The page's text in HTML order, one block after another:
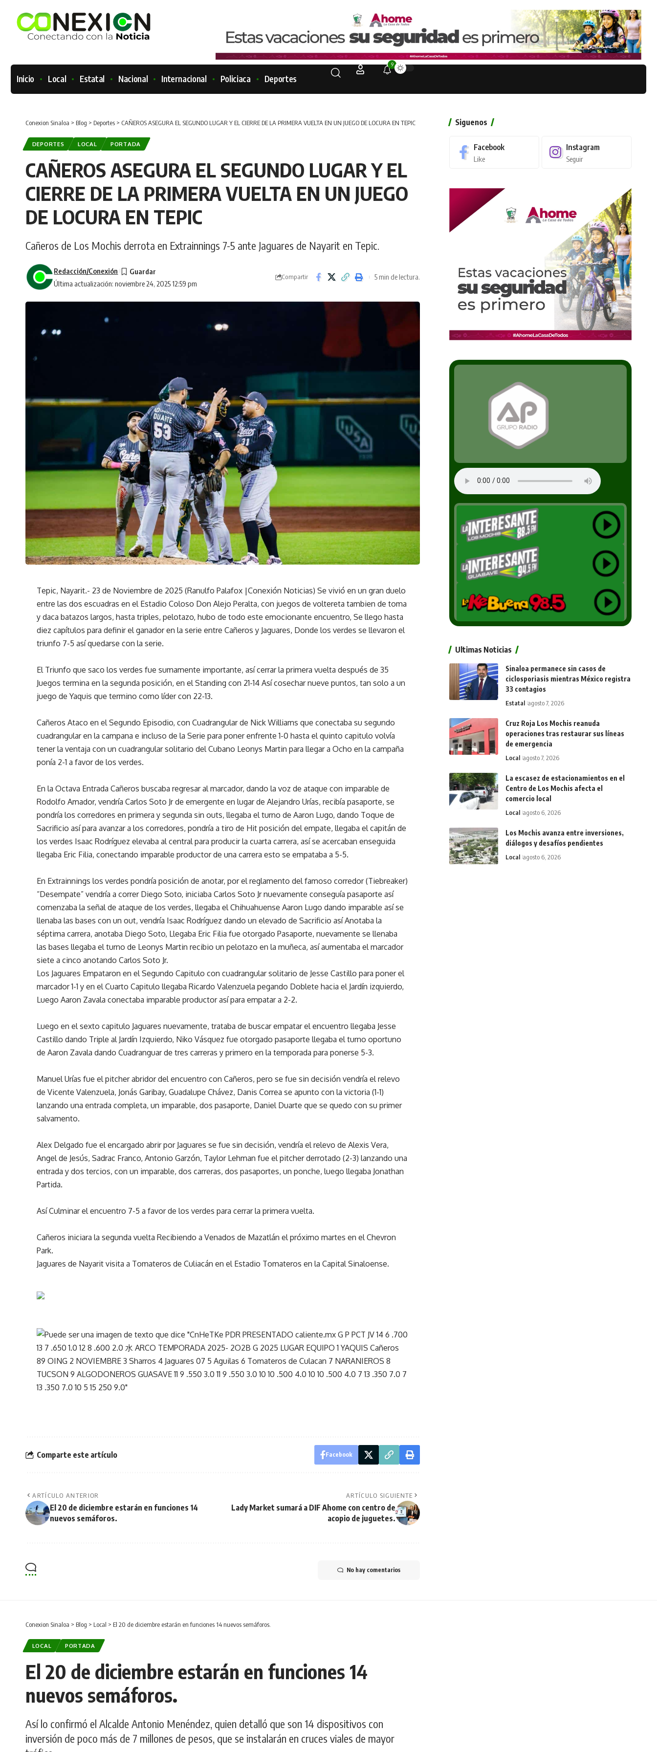
Inicio Local Estatal Nacional Internacional Policiaca Deportes
9
Conexion Sinaloa > Blog > Deportes > CAÑEROS ASEGURA EL SEGUNDO LUGAR Y EL CIERRE DE LA PRIMERA VUELTA EN UN JUEGO DE LOCURA EN TEPIC
DEPORTES LOCAL PORTADA
CAÑEROS ASEGURA EL SEGUNDO LUGAR Y EL
CIERRE DE LA PRIMERA VUELTA EN UN JUEGO
DE LOCURA EN TEPIC
Cañeros de Los Mochis derrota en Extrainnings 7-5 ante Jaguares de Nayarit en Tepic.
Última actualización: noviembre 24, 2025 12:59 pm
Redacción/Conexión
Compartir 5 min de lectura.
Tepic, Nayarit.- 23 de Noviembre de 2025 (Ranulfo Palafox |Conexión Noticias) Se vivió en un gran duelo
entre las dos escuadras en el Estadio Coloso Don Alejo Peralta, con juegos de voltereta tambien de toma
y daca batazos largos, hasta triples, pelotazo, hubo de todo este emocionante encuentro, Se llego hasta
diez capítulos para definir el ganador en la serie entre Cañeros y Jaguares, Donde los verdes se llevaron el
triunfo 7-5 así quedarse con la serie.
El Triunfo que saco los verdes fue sumamente importante, así cerrar la primera vuelta después de 35
Juegos termina en la segunda posición, en el Standing con 21-14 Así cosechar nueve puntos, tan solo a un
juego de Yaquis que termino como líder con 22-13.
Cañeros Ataco en el Segundo Episodio, con Cuadrangular de Nick Williams que conectaba su segundo
cuadrangular en la campana e incluso de la Serie para poner enfrente 1-0 hasta el quinto capitulo volvía
tener la ventaja con un cuadrangular solitario del Cubano Leonys Martin para llegar a Ocho en la campaña
ponía 2-1 a favor de los verdes.
En la Octava Entrada Cañeros buscaba regresar al marcador, dando la voz de ataque con imparable de
Rodolfo Amador, vendría Carlos Soto Jr de emergente en lugar de Alejandro Urías, recibía pasaporte, se
pondría los corredores en primera y segunda sin outs, llegaba el turno de Aaron Lugo, dando Toque de
Sacrificio así para avanzar a los corredores, pondría a tiro de Hit posición del empate, llegaba el capitán de
los verdes Isaac Rodríguez elevaba al central para producir la cuarta carrera, así se acercaban enseguida
llegaba Eric Filia, conectando imparable productor de una carrera esto se empataba a 5-5.
En Extrainnings los verdes pondría posición de anotar, por el reglamento del famoso corredor (Tiebreaker)
“Desempate” vendría a correr Diego Soto, iniciaba Carlos Soto Jr nuevamente conseguía pasaporte así
comenzaba la señal de ataque de los verdes, llegaba el Chihuahuense Aaron Lugo dando imparable así se
llenaba las bases con un out, vendría Isaac Rodríguez dando un elevado de Sacrificio así Anotaba la
séptima carrera, anotaba Diego Soto, Llegaba Eric Filia fue otorgado Pasaporte, nuevamente se llenaba
las bases llegaba el turno de Leonys Martin recibio un pelotazo en la muñeca, así aumentaba el marcador
siete a cinco anotando Carlos Soto Jr.
Los Jaguares Empataron en el Segundo Capitulo con cuadrangular solitario de Jesse Castillo para poner el
marcador 1-1 y en el Cuarto Capitulo llegaba Ricardo Valenzuela pegando Doblete hacia el Jardín izquierdo,
Luego Aaron Zavala conectaba imparable productor así para empatar a 2-2.
Luego en el sexto capitulo Jaguares nuevamente, trataba de buscar empatar el encuentro llegaba Jesse
Castillo dando Triple al Jardín Izquierdo, Niko Vásquez fue otorgado pasaporte llegaba el turno oportuno
de Aaron Zavala dando Cuadranguar de tres carreras y primero en la temporada para ponerse 5-3.
Manuel Urías fue el pitcher abridor del encuentro con Cañeros, pero se fue sin decisión vendría el relevo
de Vicente Valenzuela, Jonás Garibay, Guadalupe Chávez, Danis Correa se apunto con la victoria (1-1)
lanzando una entrada completa, un imparable, dos pasaporte, Daniel Duarte que se quedo con su primer
salvamento.
Alex Delgado fue el encargado abrir por Jaguares se fue sin decisión, vendría el relevo de Alexis Vera,
Angel de Jesús, Sadrac Franco, Antonio Garzón, Taylor Lehman fue el pitcher derrotado (2-3) lanzando una
entrada y dos tercios, con un imparable, dos carreras, dos pasaportes, un ponche, luego llegaba Jonathan
Partida.
Así Culminar el encuentro 7-5 a favor de los verdes para cerrar la primera vuelta.
Cañeros iniciara la segunda vuelta Recibiendo a Venados de Mazatlán el próximo martes en el Chevron
Park.
Jaguares de Nayarit visita a Tomateros de Culiacán en el Estadio Tomateros en la Capital Sinaloense.
Comparte este artículo Facebook
ARTÍCULO ANTERIOR
El 20 de diciembre estarán en funciones 14
nuevos semáforos.
ARTÍCULO SIGUIENTE
Lady Market sumará a DIF Ahome con centro de
acopio de juguetes.
No hay comentarios
Siguenos
Facebook
Like
Instagram
Seguir
Ultimas Noticias
Sinaloa permanece sin casos de
ciclosporiasis mientras México registra
33 contagios
Estatal agosto 7, 2026
Cruz Roja Los Mochis reanuda
operaciones tras restaurar sus líneas
de emergencia
Local agosto 7, 2026
La escasez de estacionamientos en el
Centro de Los Mochis afecta el
comercio local
Local agosto 6, 2026
Los Mochis avanza entre inversiones,
diálogos y desafíos pendientes
Local agosto 6, 2026
Conexion Sinaloa > Blog > Local > El 20 de diciembre estarán en funciones 14 nuevos semáforos.
LOCAL PORTADA
El 20 de diciembre estarán en funciones 14
nuevos semáforos.
Así lo confirmó el Alcalde Antonio Menéndez, quien detalló que son 14 dispositivos con
inversión de poco más de 7 millones de pesos, que se instalarán en cruces viales de mayor